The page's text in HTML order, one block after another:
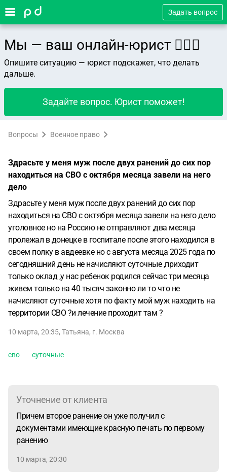
Задать вопрос
Мы — ваш онлайн-юрист 👨🏻‍⚖️
Опишите ситуацию — юрист подскажет, что делать
дальше.
Задайте вопрос. Юрист поможет!
Вопросы Военное право
Здрасьте у меня муж после двух ранений до сих пор
находиться на СВО с октября месяца завели на него
дело
Здрасьте у меня муж после двух ранений до сих пор
находиться на СВО с октября месяца завели на него дело
уголовное но на Россию не отправляют ,два месяца
пролежал в донецке в госпитале после этого находился в
своем полку в авдеевке но с августа месяца 2025 года по
сегодняшний день не начисляют суточные ,приходит
только оклад ,у нас ребенок родился сейчас три месяца
живем только на 40 тысяч законно ли то что не
начисляют суточные хотя по факту мой муж находить на
территории СВО ?и лечение проходит там ?
10 марта, 20:35, Татьяна, г. Москва
сво суточные
Уточнение от клиента
Причем второе ранение он уже получил с
документами имеющие красную печать по первому
ранению
10 марта, 20:30